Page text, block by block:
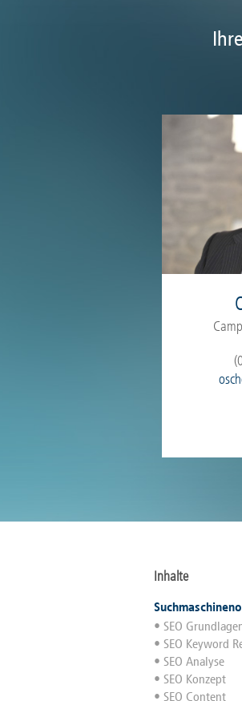
Inhalte
SEO
SEO Keyword
SEO Analyse
SEO Konzept
SEO Content